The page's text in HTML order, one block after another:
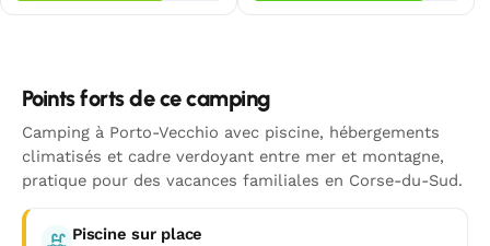
Points forts de ce camping
Camping à Porto-Vecchio avec piscine, hébergements
climatisés et cadre verdoyant entre mer et montagne,
pratique pour des vacances familiales en Corse-du-Sud.
Piscine sur place